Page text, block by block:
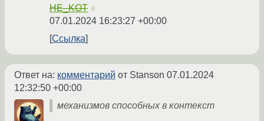
HE_KOT ☆
07.01.2024 16:23:27 +00:00
Ссылка
Ответ на: комментарий от Stanson 07.01.2024
12:32:50 +00:00
механизмов способных в контекст